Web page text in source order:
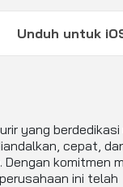
Unduh untuk
yang
cepat,
komitmen
ini telah